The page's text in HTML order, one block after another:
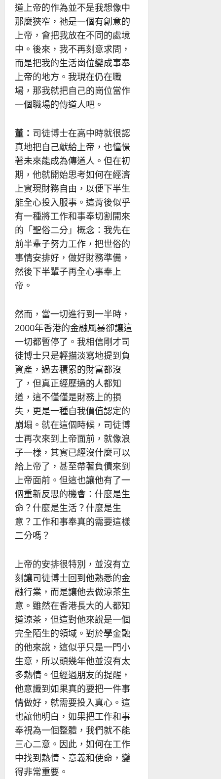
道上帝的作為並不是我想像中
那麼狹窄，祂是一個有創意的
上帝，會把我放在不同的處境
中。後來，我不再刻意求問，
而是把我的生活崗位變成事奉
上帝的地方。我現在仍在職
場，那我就把自己的崗位當作
一個職場的傳道人吧。
董： 司徒博士在高中時就很認
真地把自己獻給上帝，也憧憬
著未來能成為傳道人。但在初
期，他就開始思考如何在經濟
上實現財務自由，以便下半生
能全心投入服事。這背後似乎
有一種將工作和事奉切割開來
的「聖俗二分」概念：我先在
前半輩子努力工作，把世俗的
事情安排好，做好財務準備，
然後下半輩子再全心事奉上
帝。
然而，當一切進行到一半時，
2000年香港的金融風暴卻讓這
一切都暫停了。我相信剛才司
徒博士只是輕描淡寫地提到負
資產，過去積累的財富都沒
了，但真正經歷過的人都知
道，這不僅僅是財務上的損
失，更是一種自我價值認定的
崩塌。就在這個時候，司徒博
士再次來到上帝面前，就像浪
子一樣，其實已經沒什麼可以
給上帝了，甚至帶著負債來到
上帝面前。但這也讓他有了一
個重新反思的機會：什麼是生
命？什麼是生活？什麼是生
意？工作和事奉真的需要這樣
二分嗎？
上帝的安排很特別，並沒有立
刻讓司徒博士回到他熟悉的金
融行業，而是讓他去做涼茶生
意。雖然在香港長大的人都知
道涼茶，但這對他來說是一個
完全陌生的領域。對於學金融
的他來說，這似乎只是一門小
生意，所以頭幾年他並沒有太
多熱情。但經過朋友的提醒，
他意識到如果真的要把一件事
情做好，就需要投入真心。這
也讓他明白，如果把工作和事
奉視為一個整體，我們就不能
三心二意。因此，如何在工作
中找到熱情、意義和使命，變
得非常重要。